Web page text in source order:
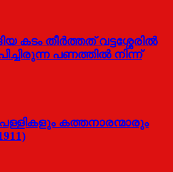
കടം തീര്‍ത്തത് വട്ടശ്ശേരില്‍
പണത്തില്‍ നിന്ന്
കത്തനാരന്മാരും